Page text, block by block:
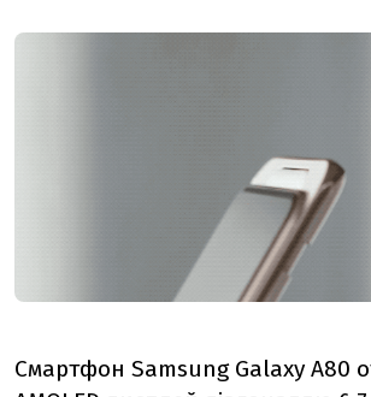
Смартфон Samsung Galaxy A80